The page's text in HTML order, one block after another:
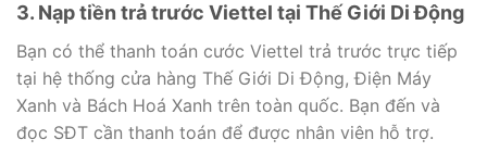
3. Nạp tiền trả trước Viettel tại Thế Giới Di Động
Bạn có thể thanh toán cước Viettel trả trước trực tiếp
tại hệ thống cửa hàng Thế Giới Di Động, Điện Máy
Xanh và Bách Hoá Xanh trên toàn quốc. Bạn đến và
đọc SĐT cần thanh toán để được nhân viên hỗ trợ.